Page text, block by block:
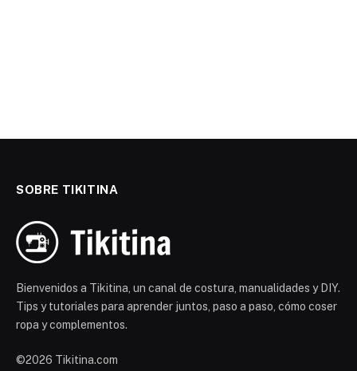
SOBRE TIKITINA
Bienvenidos a Tikitina, un canal de costura, manualidades y DIY.
Tips y tutoriales para aprender juntos, paso a paso, cómo coser
ropa y complementos.
©2026 Tikitina.com